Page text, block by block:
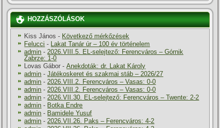
HOZZÁSZÓLÁSOK
Kiss János - Következő mérkőzések
Felucci - Lakat Tanár úr – 100 év történelem
admin -2026.VIII.5. EL-selejtező: Ferencváros – Górnik
Zabrze: 1-0
Lovas Gábor -Anekdoták: dr. Lakat Károly
admin -Játékoskeret és szakmai stáb – 2026/27
admin -2026.VIII.2. Ferencváros – Vasas: 0-0
admin -2026.VIII.2. Ferencváros – Vasas: 0-0
admin -2026.VII.30. EL-selejtező: Ferencváros – Twente: 2-2
admin - Botka Endre
admin - Bamidele Yusuf
admin -2026.VII.26. Paks – Ferencváros: 4-2